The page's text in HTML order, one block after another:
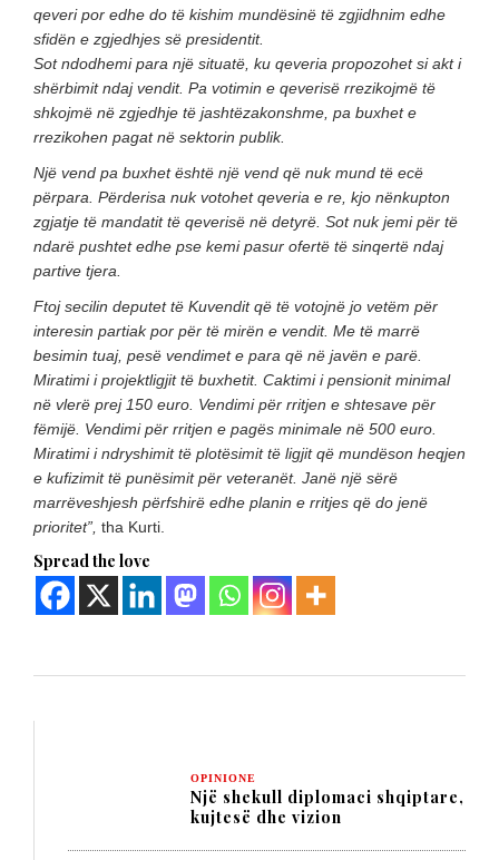
qeveri por edhe do të kishim mundësinë të zgjidhnim edhe
sfidën e zgjedhjes së presidentit.
Sot ndodhemi para një situatë, ku qeveria propozohet si akt i
shërbimit ndaj vendit. Pa votimin e qeverisë rrezikojmë të
shkojmë në zgjedhje të jashtëzakonshme, pa buxhet e
rrezikohen pagat në sektorin publik.
Një vend pa buxhet është një vend që nuk mund të ecë
përpara. Përderisa nuk votohet qeveria e re, kjo nënkupton
zgjatje të mandatit të qeverisë në detyrë. Sot nuk jemi për të
ndarë pushtet edhe pse kemi pasur ofertë të sinqertë ndaj
partive tjera.
Ftoj secilin deputet të Kuvendit që të votojnë jo vetëm për
interesin partiak por për të mirën e vendit. Me të marrë
besimin tuaj, pesë vendimet e para që në javën e parë.
Miratimi i projektligjit të buxhetit. Caktimi i pensionit minimal
në vlerë prej 150 euro. Vendimi për rritjen e shtesave për
fëmijë. Vendimi për rritjen e pagës minimale në 500 euro.
Miratimi i ndryshimit të plotësimit të ligjit që mundëson heqjen
e kufizimit të punësimit për veteranët. Janë një sërë
marrëveshjesh përfshirë edhe planin e rritjes që do jenë
prioritet”, tha Kurti.
Spread the love
OPINIONE
Një shekull diplomaci shqiptare,
kujtesë dhe vizion